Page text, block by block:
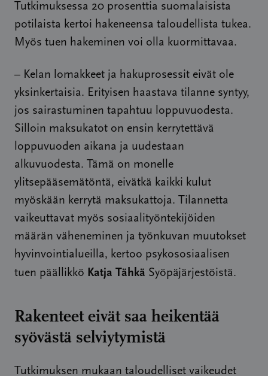
Tutkimuksessa 20 prosenttia suomalaisista
potilaista kertoi hakeneensa taloudellista tukea.
Myös tuen hakeminen voi olla kuormittavaa.
– Kelan lomakkeet ja hakuprosessit eivät ole
yksinkertaisia. Erityisen haastava tilanne syntyy,
jos sairastuminen tapahtuu loppuvuodesta.
Silloin maksukatot on ensin kerrytettävä
loppuvuoden aikana ja uudestaan
alkuvuodesta. Tämä on monelle
ylitsepääsemätöntä, eivätkä kaikki kulut
myöskään kerrytä maksukattoja. Tilannetta
vaikeuttavat myös sosiaalityöntekijöiden
määrän väheneminen ja työnkuvan muutokset
hyvinvointialueilla, kertoo psykososiaalisen
tuen päällikkö Katja Tähkä Syöpäjärjestöistä.
Rakenteet eivät saa heikentää
syövästä selviytymistä
Tutkimuksen mukaan taloudelliset vaikeudet